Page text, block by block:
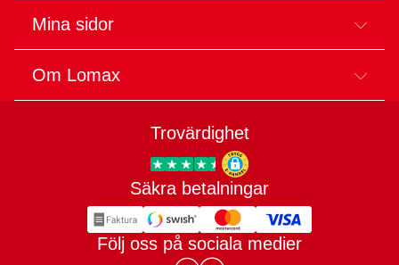
Mina sidor
Om Lomax
Trovärdighet
Trygg E-handel
Säkra betalningar
Följ oss på sociala medier